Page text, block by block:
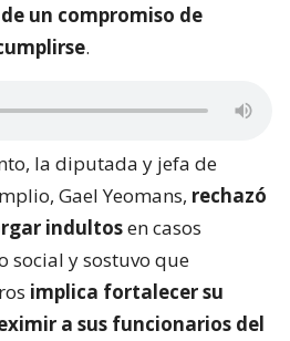
un compromiso de
.
la diputada y jefa de
Gael Yeomans, rechazó
indultosen casos
social y sostuvo que
implica fortalecer su
a sus funcionarios del